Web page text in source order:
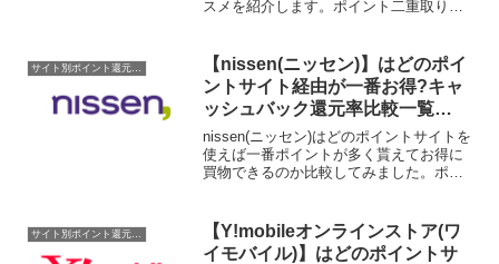
スメを紹介します。ポイント二重取り、
【nissen(ニッセン)】はどのポイ
ントサイト経由が一番お得?キャ
ッシュバック還元率比較一覧
2019/7/9
nissen(ニッセン)はどのポイントサイトを
使えば一番ポイントが多く貰えてお得に
買物できるのか比較してみました。ポイ
中)1.2%→1.8%(ポイントアップ
中)1.0%→1....
【Y!mobileオンラインストア(ワ
イモバイル)】はどのポイントサ